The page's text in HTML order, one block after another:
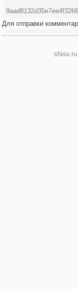
Для отправки